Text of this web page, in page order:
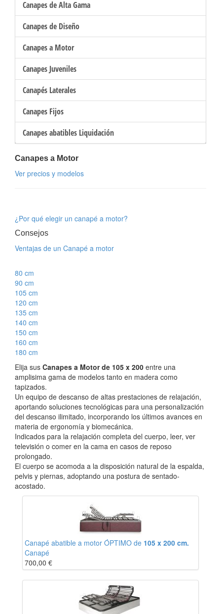
Canapes de Alta Gama
Canapes de Diseño
Canapes a Motor
Canapes Juveniles
Canapés Laterales
Canapes Fijos
Canapes abatibles Liquidación
Canapes a Motor
Ver precios y modelos
¿Por qué elegir un canapé a motor?
Consejos
Ventajas de un Canapé a motor
80 cm
90 cm
105 cm
120 cm
135 cm
140 cm
150 cm
160 cm
180 cm
Elija sus Canapes a Motor de 105 x 200 entre una
amplisima gama de modelos tanto en madera como
tapizados.
Un equipo de descanso de altas prestaciones de relajación,
aportando soluciones tecnológicas para una personalización
del descanso ilimitado, incorporando los últimos avances en
materia de ergonomía y biomecánica.
Indicados para la relajación completa del cuerpo, leer, ver
televisión o comer en la cama en casos de reposo
prolongado.
El cuerpo se acomoda a la disposición natural de la espalda,
pelvis y piernas, adoptando una postura de sentado-
acostado.
Canapé abatible a motor ÓPTIMO de 105 x 200 cm.
Canapé
700,00 €